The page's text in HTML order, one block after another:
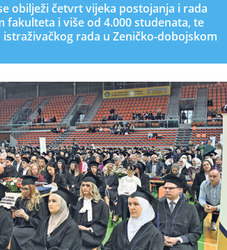
obilježi četvrt vijeka postojanja i rada
fakulteta i više od 4.000 studenata, te
rada u Zeničko-dobojskom